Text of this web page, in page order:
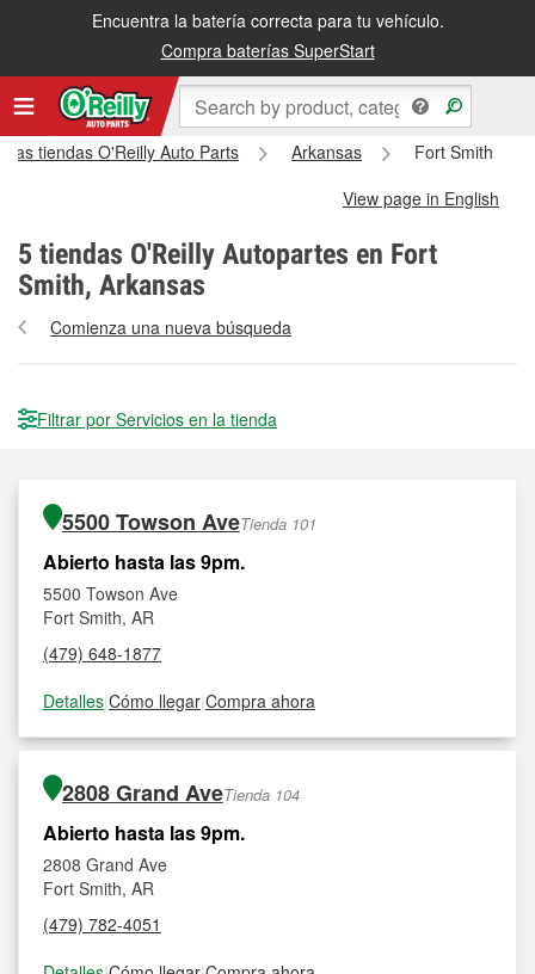
Encuentra la batería correcta para tu vehículo.
Compra baterías SuperStart
las tiendas O'Reilly Auto Parts Arkansas
Fort Smith
View page in English
5 tiendas O'Reilly Autopartes en Fort
Smith, Arkansas
Comienza una nueva búsqueda
Filtrar por Servicios en la tienda
5500 Towson AveTienda 101
Abierto hasta las 9pm.
5500 Towson Ave
Fort Smith, AR
(479) 648-1877
Detalles|Cómo llegar|Compra ahora
2808 Grand AveTienda 104
Abierto hasta las 9pm.
2808 Grand Ave
Fort Smith, AR
(479) 782-4051